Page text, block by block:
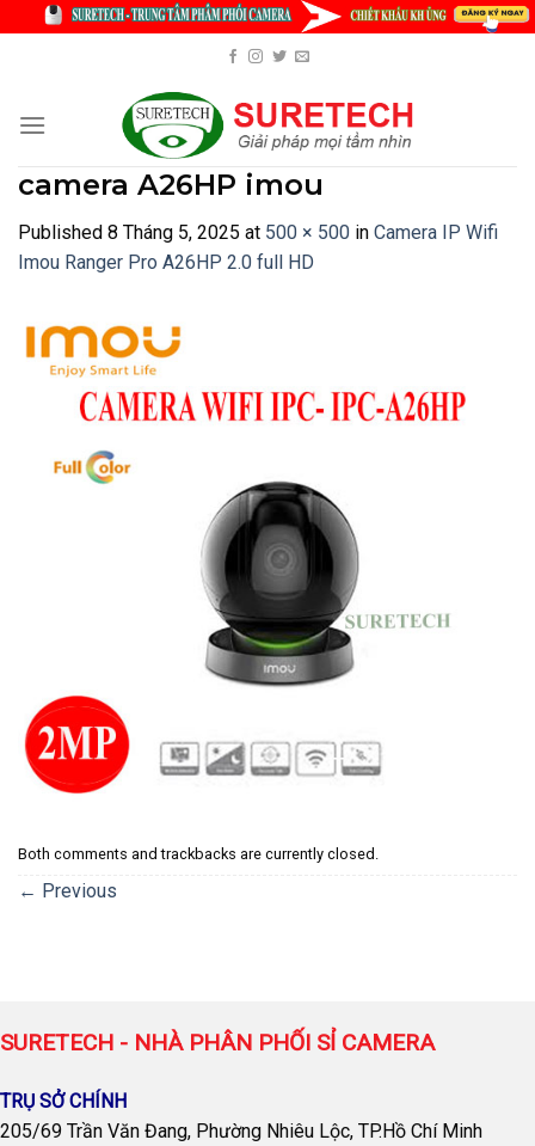
camera A26HP imou
Published 8 Tháng 5, 2025 at 500 × 500 in Camera IP Wifi
Imou Ranger Pro A26HP 2.0 full HD
Both comments and trackbacks are currently closed.
← Previous
SURETECH - NHÀ PHÂN PHỐI SỈ CAMERA
TRỤ SỞ CHÍNH
205/69 Trần Văn Đang, Phường Nhiêu Lộc, TP.Hồ Chí Minh